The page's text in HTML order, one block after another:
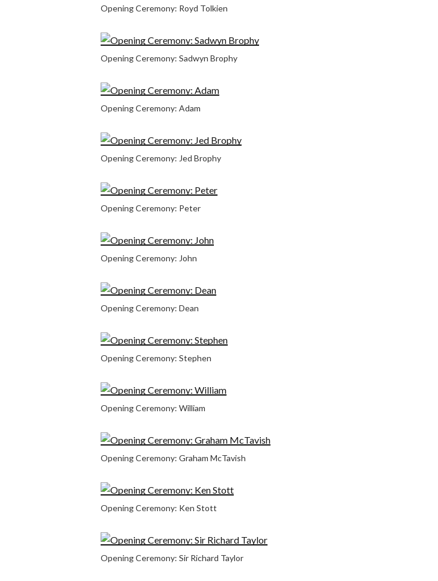
Opening Ceremony: Royd Tolkien
Opening Ceremony: Sadwyn Brophy
Opening Ceremony: Adam
Opening Ceremony: Jed Brophy
Opening Ceremony: Peter
Opening Ceremony: John
Opening Ceremony: Dean
Opening Ceremony: Stephen
Opening Ceremony: William
Opening Ceremony: Graham McTavish
Opening Ceremony: Ken Stott
Opening Ceremony: Sir Richard Taylor